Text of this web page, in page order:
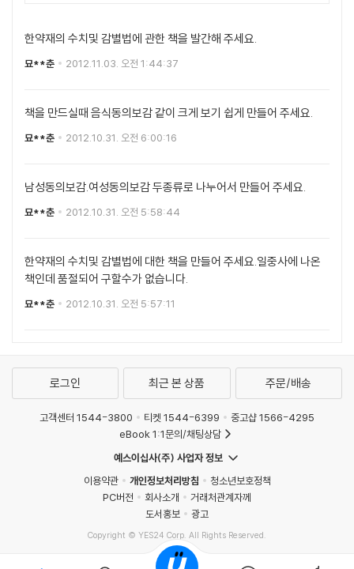
한약재의 수치및 감별법에 관한 책을 발간해 주세요.
묘**춘 2012.11.03. 오전 1:44:37
책을 만드실때 음식동의보감 같이 크게 보기 쉽게 만들어 주세요.
묘**춘 2012.10.31. 오전 6:00:16
남성동의보감.여성동의보감 두종류로 나누어서 만들어 주세요.
묘**춘 2012.10.31. 오전 5:58:44
한약재의 수치및 감별법에 대한 책을 만들어 주세요.일중사에 나온
책인데 품절되어 구할수가 없습니다.
묘**춘 2012.10.31. 오전 5:57:11
로그인 최근 본 상품 주문/배송
고객센터 1544-3800 티켓 1544-6399
중고샵 1566-4295
eBook 1:1문의/채팅상담
예스이십사(주) 사업자 정보
이용약관
개인정보처리방침
청소년보호정책
PC버전
회사소개
거래처관계자께
도서홍보
광고
Copyright © YES24 Corp. All Rights Reserved.